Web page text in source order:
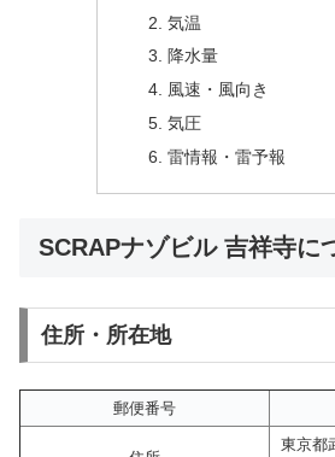
気温
降水量
風速・風向き
気圧
雷情報・雷予報
SCRAPナゾビル 吉祥寺に
住所・所在地
郵便番号
東京都